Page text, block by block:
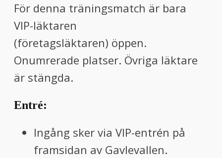
För denna träningsmatch är bara
VIP-läktaren
(företagsläktaren) öppen.
Onumrerade platser. Övriga läktare
är stängda.
Entré:
Ingång sker via VIP-entrén på
framsidan av Gavlevallen.